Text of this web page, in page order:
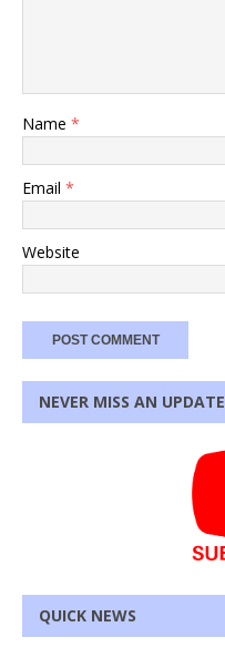
Name *
Email *
Website
NEVER MISS AN UPDATE
QUICK NEWS